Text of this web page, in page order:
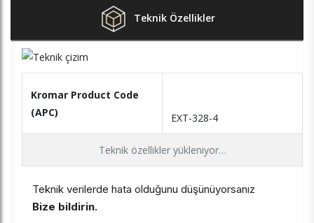
Teknik Özellikler
Kromar Product Code
(APC)
EXT-328-4
Teknik özellikler yükleniyor…
Teknik verilerde hata olduğunu düşünüyorsanız
Bize bildirin.